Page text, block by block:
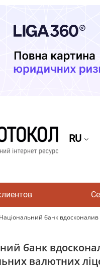
RU
Національний банк вдосконалив
банк
валютних